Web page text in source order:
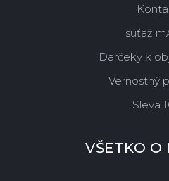
súťaž
Darčeky k
Vernostný
Sleva
VŠETKO O